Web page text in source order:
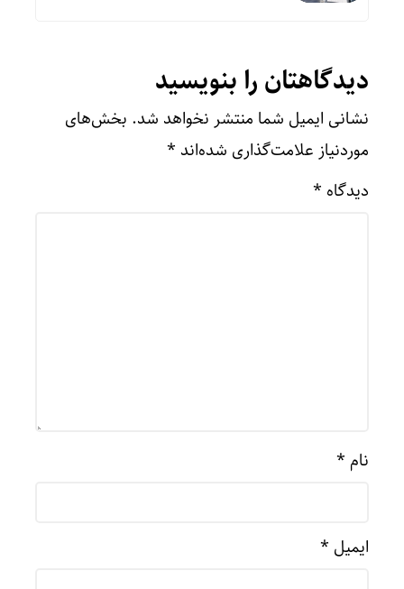
دیدگاهتان را بنویسید
نشانی ایمیل شما منتشر نخواهد شد. بخش‌های
موردنیاز علامت‌گذاری شده‌اند *
دیدگاه *
نام *
ایمیل *